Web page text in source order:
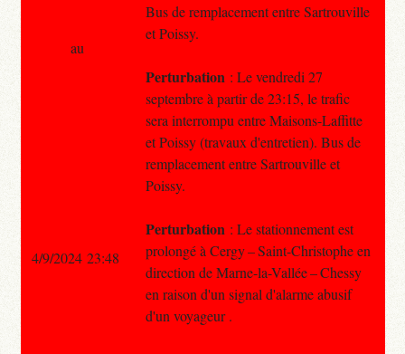
Bus de remplacement entre Sartrouville
et Poissy.
Perturbation : Le vendredi 27
septembre à partir de 23:15, le trafic
sera interrompu entre Maisons-Laffitte
et Poissy (travaux d'entretien). Bus de
remplacement entre Sartrouville et
Poissy.
Perturbation : Le stationnement est
prolongé à Cergy – Saint-Christophe en
direction de Marne-la-Vallée – Chessy
en raison d'un signal d'alarme abusif
d'un voyageur .
au
4/9/2024 23:48